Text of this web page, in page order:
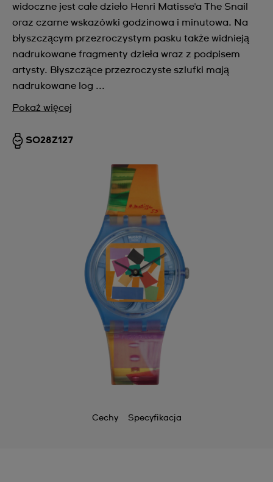
widoczne jest całe dzieło Henri Matisse'a The Snail
oraz czarne wskazówki godzinowa i minutowa. Na
błyszczącym przezroczystym pasku także widnieją
nadrukowane fragmenty dzieła wraz z podpisem
artysty. Błyszczące przezroczyste szlufki mają
nadrukowane log ...
Pokaż więcej
SO28Z127
Cechy Specyfikacja